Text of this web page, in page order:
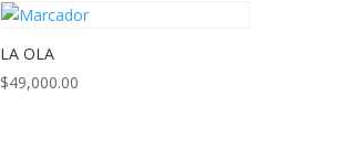
LA OLA
$49,000.00